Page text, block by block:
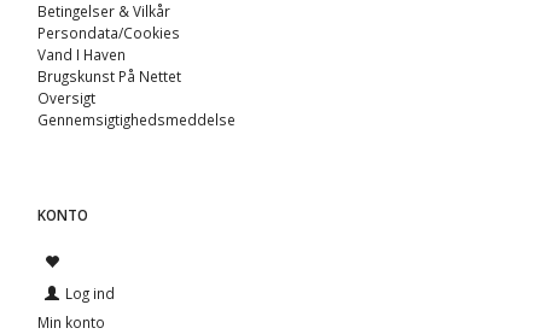
Betingelser & Vilkår
Persondata/Cookies
Vand I Haven
Brugskunst På Nettet
Oversigt
Gennemsigtighedsmeddelse
KONTO
Log ind
Min konto